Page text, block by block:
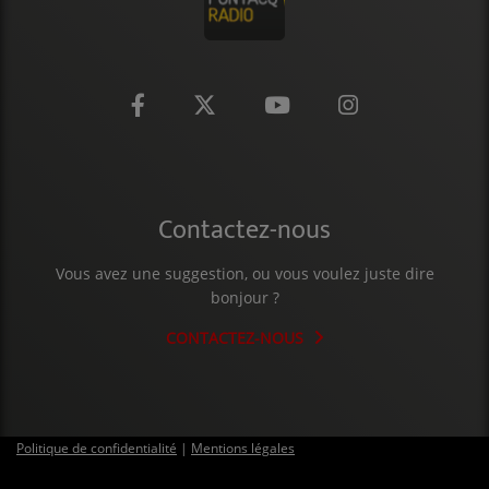
Contactez-nous
Vous avez une suggestion, ou vous voulez juste dire
bonjour ?
CONTACTEZ-NOUS
Politique de confidentialité | Mentions légales